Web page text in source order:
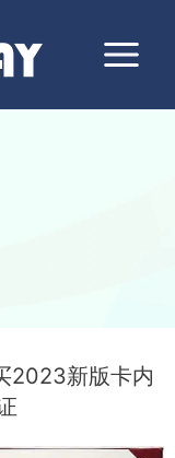
Menu
2023新版卡内